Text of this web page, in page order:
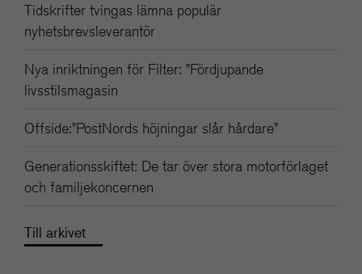
Tidskrifter tvingas lämna populär
nyhetsbrevsleverantör
Nya inriktningen för Filter: ”Fördjupande
livsstilsmagasin
Offside:”PostNords höjningar slår hårdare”
Generationsskiftet: De tar över stora motorförlaget
och familjekoncernen
Till arkivet